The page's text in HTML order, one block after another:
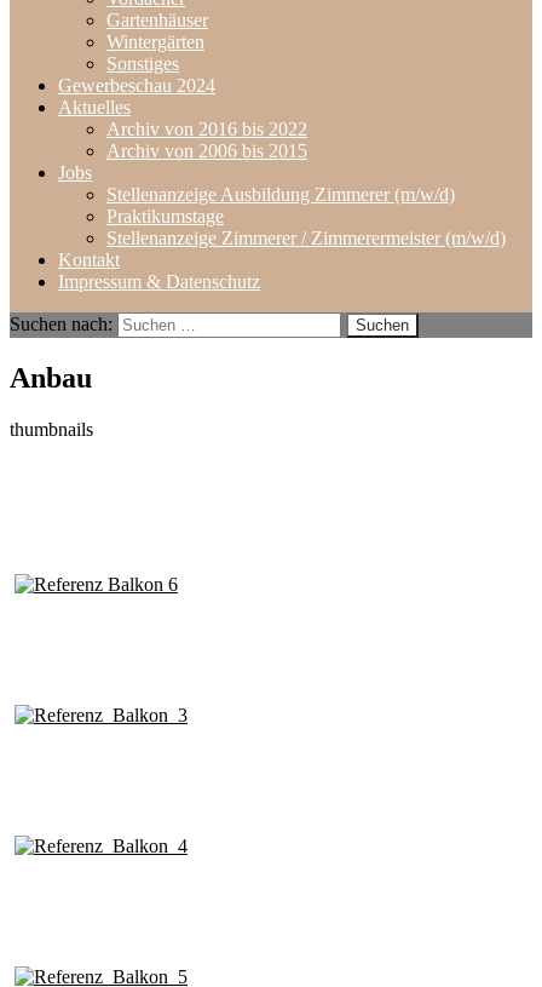
Gartenhäuser
Wintergärten
Sonstiges
Gewerbeschau 2024
Aktuelles
Archiv von 2016 bis 2022
Archiv von 2006 bis 2015
Jobs
Stellenanzeige Ausbildung Zimmerer (m/w/d)
Praktikumstage
Stellenanzeige Zimmerer / Zimmerermeister (m/w/d)
Kontakt
Impressum & Datenschutz
Suchen nach:
Anbau
thumbnails